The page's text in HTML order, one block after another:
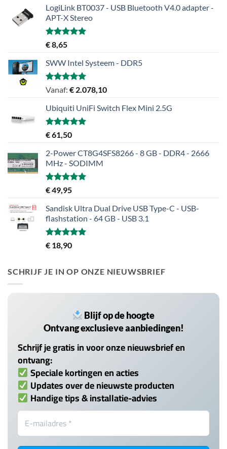
LogiLink BT0037 - USB Bluetooth V4.0 adapter -
APT-X Stereo
Gewaardeerd
5.00
€8,65
SWW Intel Systeem - DDR5
Gewaardeerd
Vanaf: € 2.078,10
Ubiquiti UniFi Switch Flex Mini 2.5G
Gewaardeerd
uit 5
€61,50
2-Power CT8G4SFS8266 - 8 GB - DDR4 - 2666
MHz - SODIMM
Gewaardeerd
uit 5
€49,95
Sandisk Ultra Dual Drive USB Type-C - USB-
flashstation - 64 GB - USB 3.1
Gewaardeerd
uit 5
€ 18,90
SCHRIJF JE IN OP ONZE NIEUWSBRIEF
Blijf op de hoogte
Ontvang exclusieve aanbiedingen!
Schrijf je gratis in voor onze nieuwsbrief en
ontvang:
Speciale kortingen en acties
Updates over de nieuwste producten
Handige tips & installatie-advies